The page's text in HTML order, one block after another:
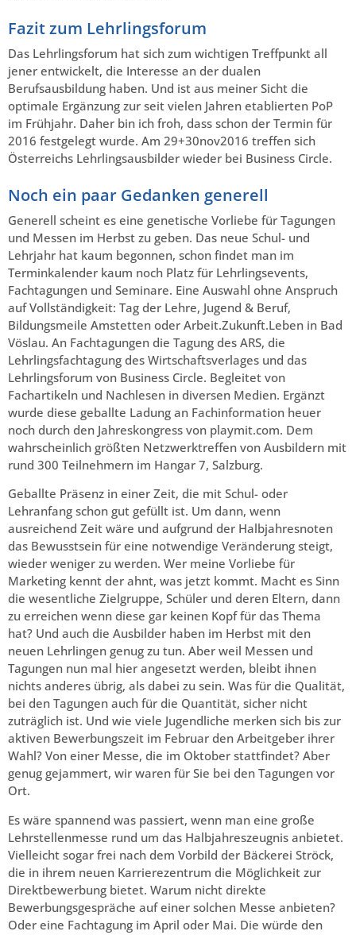
Fazit zum Lehrlingsforum
Das Lehrlingsforum hat sich zum wichtigen Treffpunkt all
jener entwickelt, die Interesse an der dualen
Berufsausbildung haben. Und ist aus meiner Sicht die
optimale Ergänzung zur seit vielen Jahren etablierten PoP
im Frühjahr. Daher bin ich froh, dass schon der Termin für
2016 festgelegt wurde. Am 29+30nov2016 treffen sich
Österreichs Lehrlingsausbilder wieder bei Business Circle.
Noch ein paar Gedanken generell
Generell scheint es eine genetische Vorliebe für Tagungen
und Messen im Herbst zu geben. Das neue Schul- und
Lehrjahr hat kaum begonnen, schon findet man im
Terminkalender kaum noch Platz für Lehrlingsevents,
Fachtagungen und Seminare. Eine Auswahl ohne Anspruch
auf Vollständigkeit: Tag der Lehre, Jugend & Beruf,
Bildungsmeile Amstetten oder Arbeit.Zukunft.Leben in Bad
Vöslau. An Fachtagungen die Tagung des ARS, die
Lehrlingsfachtagung des Wirtschaftsverlages und das
Lehrlingsforum von Business Circle. Begleitet von
Fachartikeln und Nachlesen in diversen Medien. Ergänzt
wurde diese geballte Ladung an Fachinformation heuer
noch durch den Jahreskongress von playmit.com. Dem
wahrscheinlich größten Netzwerktreffen von Ausbildern mit
rund 300 Teilnehmern im Hangar 7, Salzburg.
Geballte Präsenz in einer Zeit, die mit Schul- oder
Lehranfang schon gut gefüllt ist. Um dann, wenn
ausreichend Zeit wäre und aufgrund der Halbjahresnoten
das Bewusstsein für eine notwendige Veränderung steigt,
wieder weniger zu werden. Wer meine Vorliebe für
Marketing kennt der ahnt, was jetzt kommt. Macht es Sinn
die wesentliche Zielgruppe, Schüler und deren Eltern, dann
zu erreichen wenn diese gar keinen Kopf für das Thema
hat? Und auch die Ausbilder haben im Herbst mit den
neuen Lehrlingen genug zu tun. Aber weil Messen und
Tagungen nun mal hier angesetzt werden, bleibt ihnen
nichts anderes übrig, als dabei zu sein. Was für die Qualität,
bei den Tagungen auch für die Quantität, sicher nicht
zuträglich ist. Und wie viele Jugendliche merken sich bis zur
aktiven Bewerbungszeit im Februar den Arbeitgeber ihrer
Wahl? Von einer Messe, die im Oktober stattfindet? Aber
genug gejammert, wir waren für Sie bei den Tagungen vor
Ort.
Es wäre spannend was passiert, wenn man eine große
Lehrstellenmesse rund um das Halbjahreszeugnis anbietet.
Vielleicht sogar frei nach dem Vorbild der Bäckerei Ströck,
die in ihrem neuen Karrierezentrum die Möglichkeit zur
Direktbewerbung bietet. Warum nicht direkte
Bewerbungsgespräche auf einer solchen Messe anbieten?
Oder eine Fachtagung im April oder Mai. Die würde den